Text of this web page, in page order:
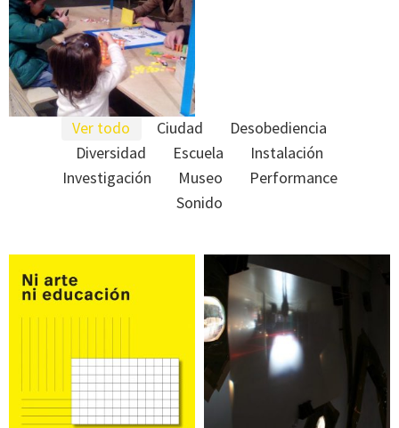
Next Level. Jugando
con la realidad
Ver todo Ciudad
Desobediencia
Diversidad
Escuela
Instalación
Investigación
Museo
Performance
Sonido
.pdf
Un poco de luz